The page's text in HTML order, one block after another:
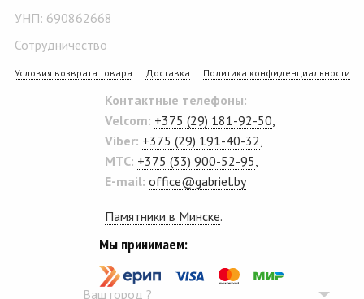
УНП: 690862668
Сотрудничество
Условия возврата товара Доставка Политика конфиденциальности
Контактные телефоны:
Velcom: +375 (29) 181-92-50
Viber: +375 (29) 191-40-32
MTC: +375 (33) 900-52-95
E-mail: office@gabriel.by
Памятники в Минске.
Мы принимаем:
Ваш город ?